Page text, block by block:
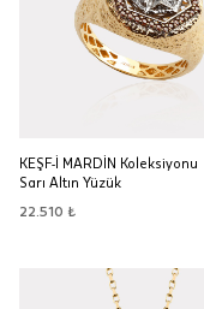
KEŞF-İ MARDİN Koleksiyonu
Sarı Altın Yüzük
22.510 ₺